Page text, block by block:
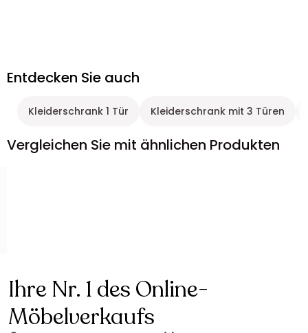
Entdecken Sie auch
Kleiderschrank 1 Tür Kleiderschrank mit 3 Türen
Vergleichen Sie mit ähnlichen Produkten
Ihre Nr. 1 des Online-
Möbelverkaufs